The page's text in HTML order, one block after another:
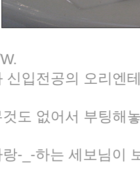
신입전공의 오리엔
도 없어서 부팅해
-_-하는 세보님이